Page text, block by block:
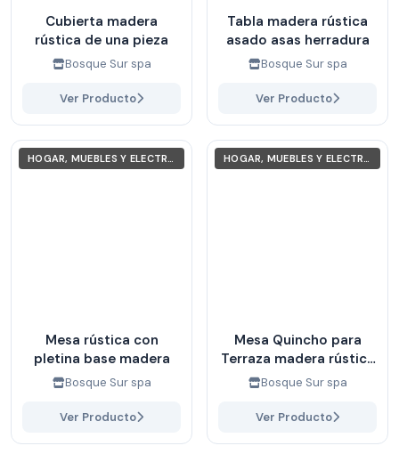
Cubierta madera
rústica de una pieza
Bosque Sur spa
Ver Producto
Tabla madera rústica
asado asas herradura
Bosque Sur spa
Ver Producto
HOGAR, MUEBLES Y ELECTRODOMÉSTICOS
Mesa rústica con
pletina base madera
Bosque Sur spa
Ver Producto
HOGAR, MUEBLES Y ELECTRODOMÉSTICOS
Mesa Quincho para
Terraza madera rústica
con dos bancas
Bosque Sur spa
Ver Producto